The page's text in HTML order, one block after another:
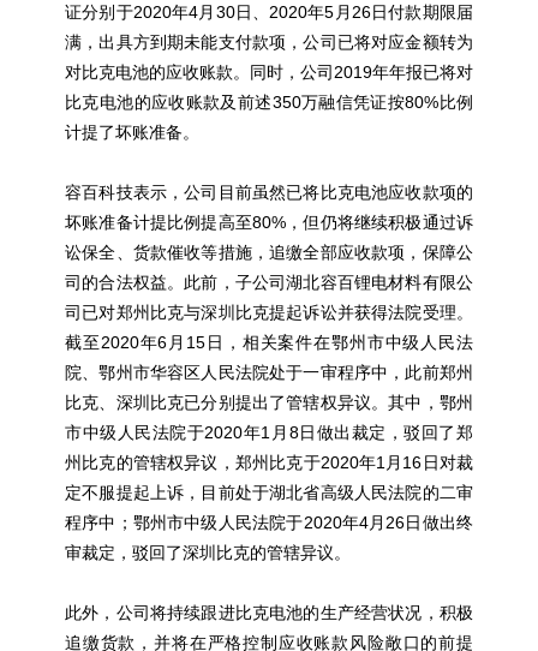
证分别于2020年4月30日、2020年5月26日付款期限届
满，出具方到期未能支付款项，公司已将对应金额转为
对比克电池的应收账款。同时，公司2019年年报已将对
比克电池的应收账款及前述350万融信凭证按80%比例
计提了坏账准备。
容百科技表示，公司目前虽然已将比克电池应收款项的
坏账准备计提比例提高至80%，但仍将继续积极通过诉
讼保全、货款催收等措施，追缴全部应收款项，保障公
司的合法权益。此前，子公司湖北容百锂电材料有限公
司已对郑州比克与深圳比克提起诉讼并获得法院受理。
截至2020年6月15日，相关案件在鄂州市中级人民法
院、鄂州市华容区人民法院处于一审程序中，此前郑州
比克、深圳比克已分别提出了管辖权异议。其中，鄂州
市中级人民法院于2020年1月8日做出裁定，驳回了郑
州比克的管辖权异议，郑州比克于2020年1月16日对裁
定不服提起上诉，目前处于湖北省高级人民法院的二审
程序中；鄂州市中级人民法院于2020年4月26日做出终
审裁定，驳回了深圳比克的管辖异议。
此外，公司将持续跟进比克电池的生产经营状况，积极
追缴货款，并将在严格控制应收账款风险敞口的前提